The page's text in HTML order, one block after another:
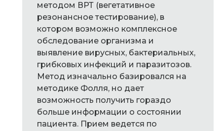
методом ВРТ (вегетативное
резонансное тестирование), в
котором возможно комплексное
обследование организма и
выявление вирусных, бактериальных,
грибковых инфекций и паразитозов.
Метод изначально базировался на
методике Фолля, но дает
возможность получить гораздо
больше информации о состоянии
пациента. Прием ведется по